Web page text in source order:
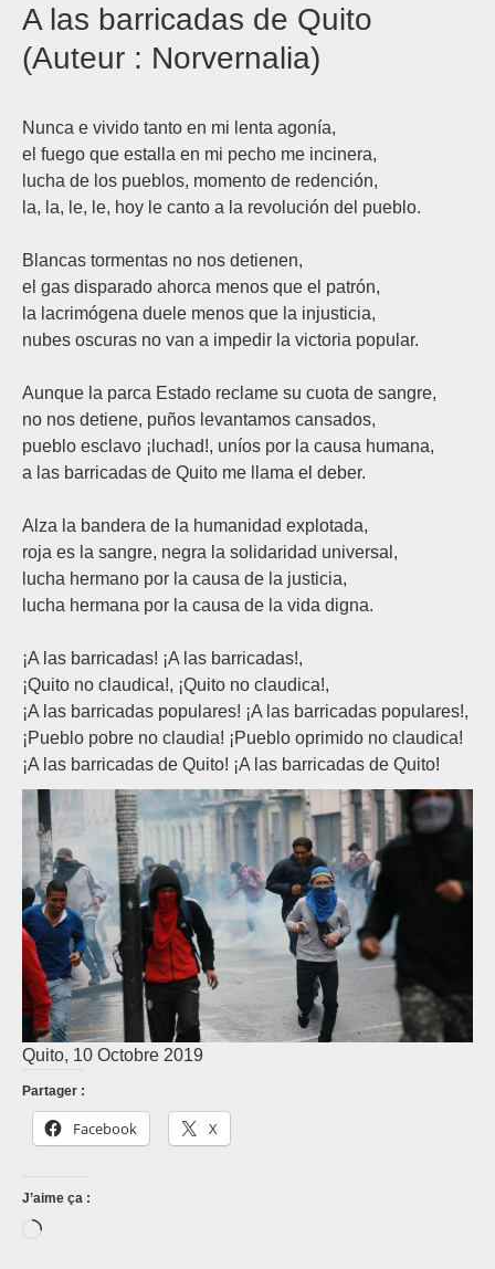
A las barricadas de Quito
(Auteur : Norvernalia)
Nunca e vivido tanto en mi lenta agonía,
el fuego que estalla en mi pecho me incinera,
lucha de los pueblos, momento de redención,
la, la, le, le, hoy le canto a la revolución del pueblo.
Blancas tormentas no nos detienen,
el gas disparado ahorca menos que el patrón,
la lacrimógena duele menos que la injusticia,
nubes oscuras no van a impedir la victoria popular.
Aunque la parca Estado reclame su cuota de sangre,
no nos detiene, puños levantamos cansados,
pueblo esclavo ¡luchad!, uníos por la causa humana,
a las barricadas de Quito me llama el deber.
Alza la bandera de la humanidad explotada,
roja es la sangre, negra la solidaridad universal,
lucha hermano por la causa de la justicia,
lucha hermana por la causa de la vida digna.
¡A las barricadas! ¡A las barricadas!,
¡Quito no claudica!, ¡Quito no claudica!,
¡A las barricadas populares! ¡A las barricadas populares!,
¡Pueblo pobre no claudia! ¡Pueblo oprimido no claudica!
¡A las barricadas de Quito! ¡A las barricadas de Quito!
Quito, 10 Octobre 2019
Partager :
Facebook X
J’aime ça :
Chargement…